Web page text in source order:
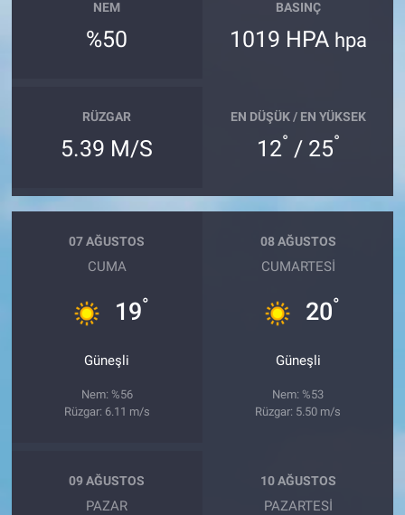
NEM
%50
BASINÇ
1019 HPA hpa
RÜZGAR
5.39 M/S
EN DÜŞÜK / EN YÜKSEK
12° / 25°
07 AĞUSTOS
CUMA
19°
Güneşli
Nem: %56
Rüzgar: 6.11 m/s
08 AĞUSTOS
CUMARTESI
20°
Güneşli
Nem: %53
Rüzgar: 5.50 m/s
09 AĞUSTOS
PAZAR
10 AĞUSTOS
PAZARTESI